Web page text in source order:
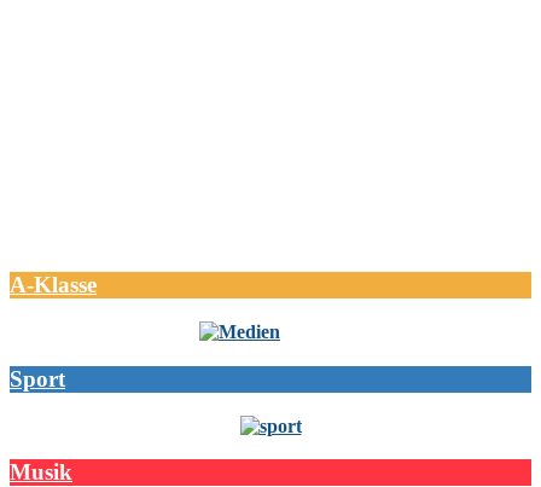
A-Klasse
Sport
Musik